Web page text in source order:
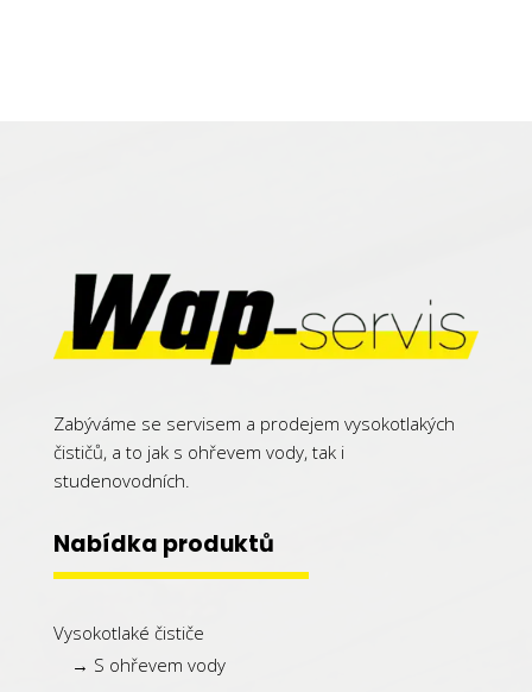
Zabýváme se servisem a prodejem vysokotlakých
čističů, a to jak s ohřevem vody, tak i
studenovodních.
Nabídka produktů
Vysokotlaké čističe
→ S ohřevem vody